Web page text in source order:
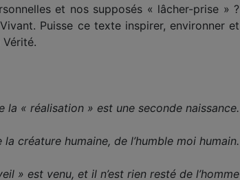
et nos supposés « lâcher-prise » ?
Puisse ce texte inspirer, environner et
la « réalisation » est une seconde naissance.
la créature humaine, de l’humble moi humain.
» est venu, et il n’est rien resté de l’homme